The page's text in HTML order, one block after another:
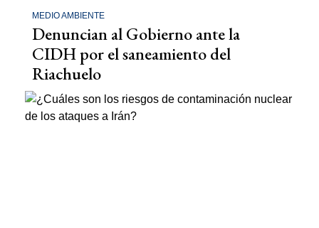
MEDIO AMBIENTE
Denuncian al Gobierno ante la
CIDH por el saneamiento del
Riachuelo